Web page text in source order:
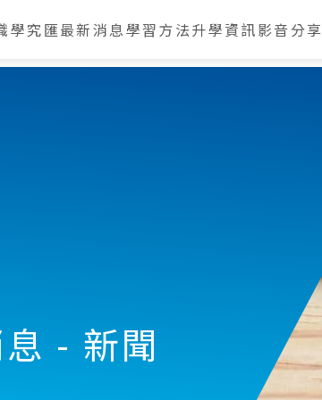
學究匯最新消息學習方法升學資訊影音分享
- 新聞